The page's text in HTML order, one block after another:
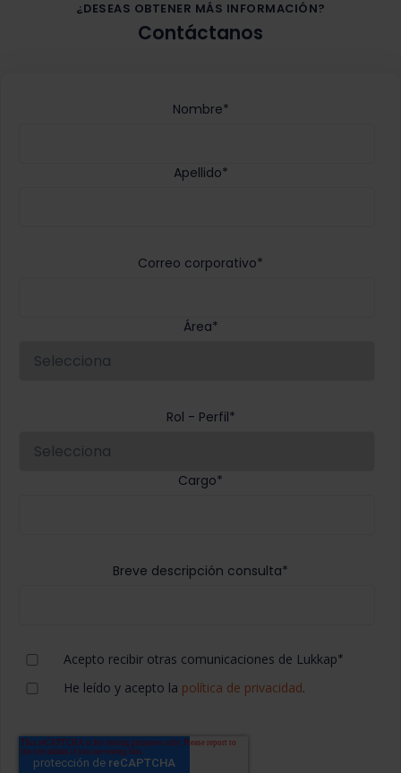
¿DESEAS OBTENER MÁS INFORMACIÓN?
Contáctanos
Nombre*
Apellido*
Correo corporativo*
Área*
Rol - Perfil*
Cargo*
Breve descripción consulta*
Acepto recibir otras comunicaciones de Lukkap*
He leído y acepto la política de privacidad.